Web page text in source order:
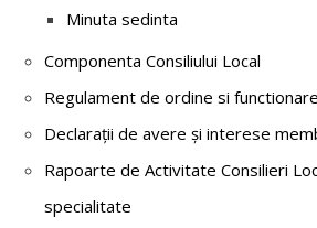
Minuta sedinta
Componenta Consiliului Local
Regulament de ordine si
Declarații de avere și interese
Rapoarte de Activitate Consilieri
specialitate